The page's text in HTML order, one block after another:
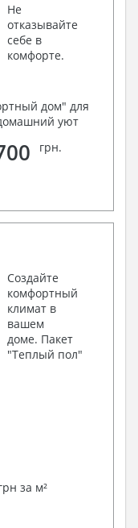
Не
отказывайте
себе в
комфорте.
дом" для
уют
грн.
Создайте
комфортный
климат в
вашем
доме. Пакет
"Теплый пол"
за м²